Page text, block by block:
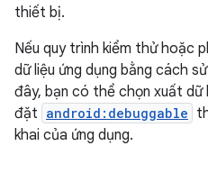
thiết bị.
Nếu quy trình kiểm thử hoặc
dữ liệu ứng dụng bằng cách
đây, bạn có thể chọn xuất dữ
đặt android:debuggable
khai của ứng dụng.